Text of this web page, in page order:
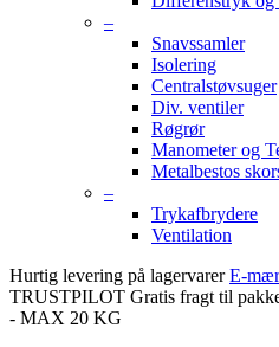
–
Snavssamler
Isolering
Centralstøvsuger
Div. ventiler
Røgrør
Manometer og
Metalbestos
–
Trykafbrydere
Ventilation
Hurtig levering på lagervarer E-
TRUSTPILOT Gratis fragt til
- MAX 20 KG